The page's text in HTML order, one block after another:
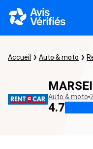
Accueil Auto & moto
Auto & moto
4.7